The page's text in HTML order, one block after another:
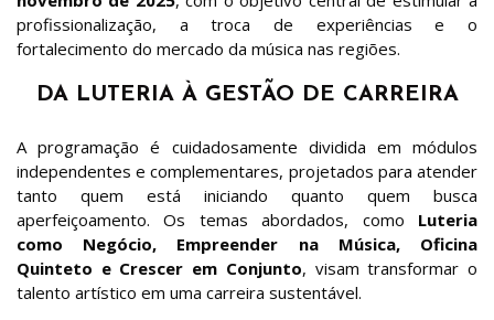
profissionalização, a troca de experiências e o
fortalecimento do mercado da música nas regiões.
DA LUTERIA À GESTÃO DE CARREIRA
A programação é cuidadosamente dividida em módulos
independentes e complementares, projetados para atender
tanto quem está iniciando quanto quem busca
aperfeiçoamento. Os temas abordados, como Luteria
como Negócio, Empreender na Música, Oficina
Quinteto e Crescer em Conjunto, visam transformar o
talento artístico em uma carreira sustentável.